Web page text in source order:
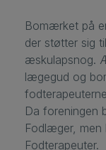
Bomærket på
der støtter sig
æskulapsnog.
lægegud og
Da foreningen
Fodlæger, men
Fodterapeuter.